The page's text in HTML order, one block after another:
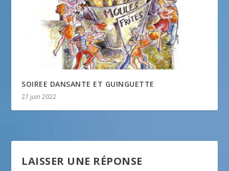
SOIREE DANSANTE ET GUINGUETTE
27 juin 2022
LAISSER UNE RÉPONSE